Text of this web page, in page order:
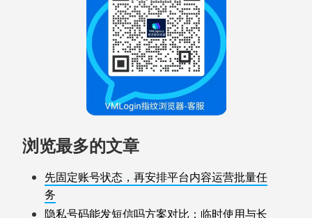
浏览最多的文章
先固定账号状态，再安排平台内容运营批量任
务
隐私号码能发短信吗方案对比：临时使用与长